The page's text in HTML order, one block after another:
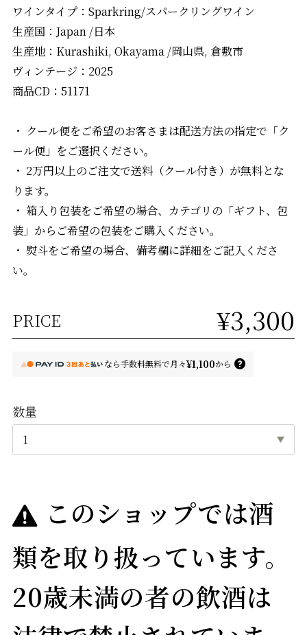
ワインタイプ：Sparkring/スパークリングワイン
生産国：Japan /日本
生産地：Kurashiki, Okayama /岡山県, 倉敷市
ヴィンテージ：2025
商品CD：51171
・ クール便をご希望のお客さまは配送方法の指定で「ク
ール便」をご選択ください。
・ 2万円以上のご注文で送料（クール付き）が無料とな
ります。
・ 箱入り包装をご希望の場合、カテゴリの「ギフト、包
装」からご希望の包装をご購入ください。
・ 熨斗をご希望の場合、備考欄に詳細をご記入くださ
い。
PRICE ¥3,300
なら手数料無料で月々¥1,100から
数量
このショップでは酒
類を取り扱っています。
20歳未満の者の飲酒は